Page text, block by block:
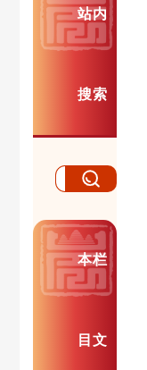
站内
搜索
本栏
目文